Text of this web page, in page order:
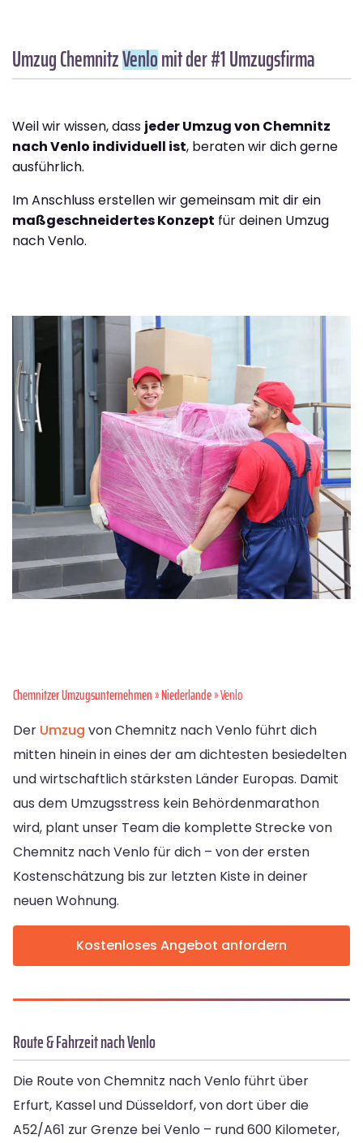
Umzug ChemnitzVenlomit der #1 Umzugsfirma
Weil wir wissen, dass jeder Umzug von Chemnitz
nach Venlo individuell ist, beraten wir dich gerne
ausführlich.
Im Anschluss erstellen wir gemeinsam mit dir ein
maßgeschneidertes Konzept für deinen Umzug
nach Venlo.
Chemnitzer Umzugsunternehmen»Niederlande» Venlo
Der Umzug von Chemnitz nach Venlo führt dich
mitten hinein in eines der am dichtesten besiedelten
und wirtschaftlich stärksten Länder Europas. Damit
aus dem Umzugsstress kein Behördenmarathon
wird, plant unser Team die komplette Strecke von
Chemnitz nach Venlo für dich – von der ersten
Kostenschätzung bis zur letzten Kiste in deiner
neuen Wohnung.
Kostenloses Angebot anfordern
Route & Fahrzeit nach Venlo
Die Route von Chemnitz nach Venlo führt über
Erfurt, Kassel und Düsseldorf, von dort über die
A52/A61 zur Grenze bei Venlo – rund 600 Kilometer,